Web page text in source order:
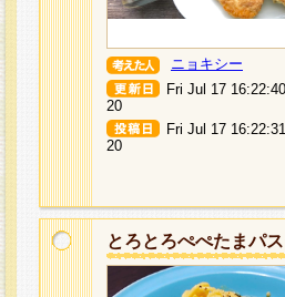
ニョキシー
Fri Jul 17
20
Fri Jul 17
20
とろとろぺぺたまパ